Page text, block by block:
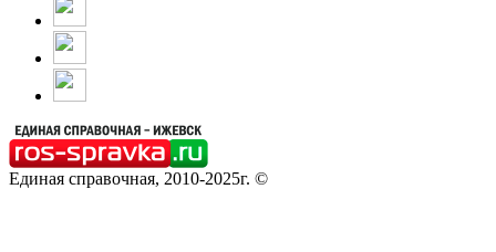
Единая справочная, 2010-2025г. ©